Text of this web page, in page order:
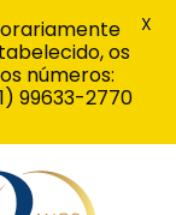
os
números:
99633-2770
X